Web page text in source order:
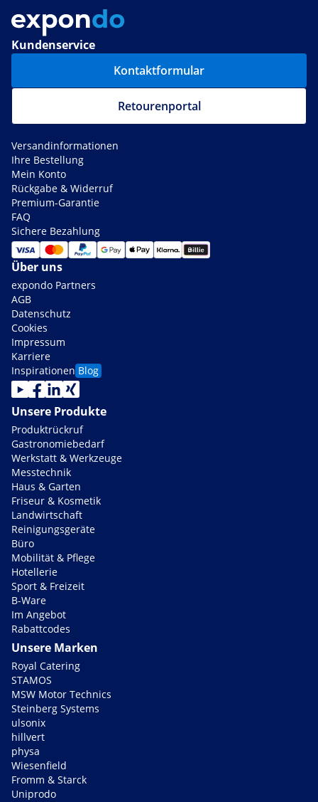
Kundenservice
Kontaktformular
Retourenportal
Versandinformationen
Ihre Bestellung
Mein Konto
Rückgabe & Widerruf
Premium-Garantie
FAQ
Sichere Bezahlung
Über uns
expondo Partners
AGB
Datenschutz
Cookies
Impressum
Karriere
Inspirationen Blog
Unsere Produkte
Produktrückruf
Gastronomiebedarf
Werkstatt & Werkzeuge
Messtechnik
Haus & Garten
Friseur & Kosmetik
Landwirtschaft
Reinigungsgeräte
Büro
Mobilität & Pflege
Hotellerie
Sport & Freizeit
B-Ware
Im Angebot
Rabattcodes
Unsere Marken
Royal Catering
STAMOS
MSW Motor Technics
Steinberg Systems
ulsonix
hillvert
physa
Wiesenfield
Fromm & Starck
Uniprodo